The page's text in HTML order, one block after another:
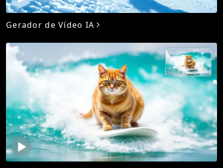
Gerador de Vídeo IA